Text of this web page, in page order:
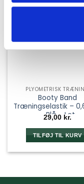
PLYOMETRISK
Booty Band
Træningselastik –
– Blå – Let
29,00 kr.
TILFØJ TIL KURV